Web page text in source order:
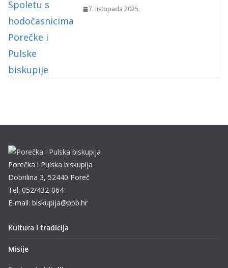
7. listopada 2025.
Porečka i Pulska biskupija
Dobrilina 3, 52440 Poreč
Tel: 052/432-064
E-mail: biskupija@ppb.hr
Kultura i tradicija
Misije